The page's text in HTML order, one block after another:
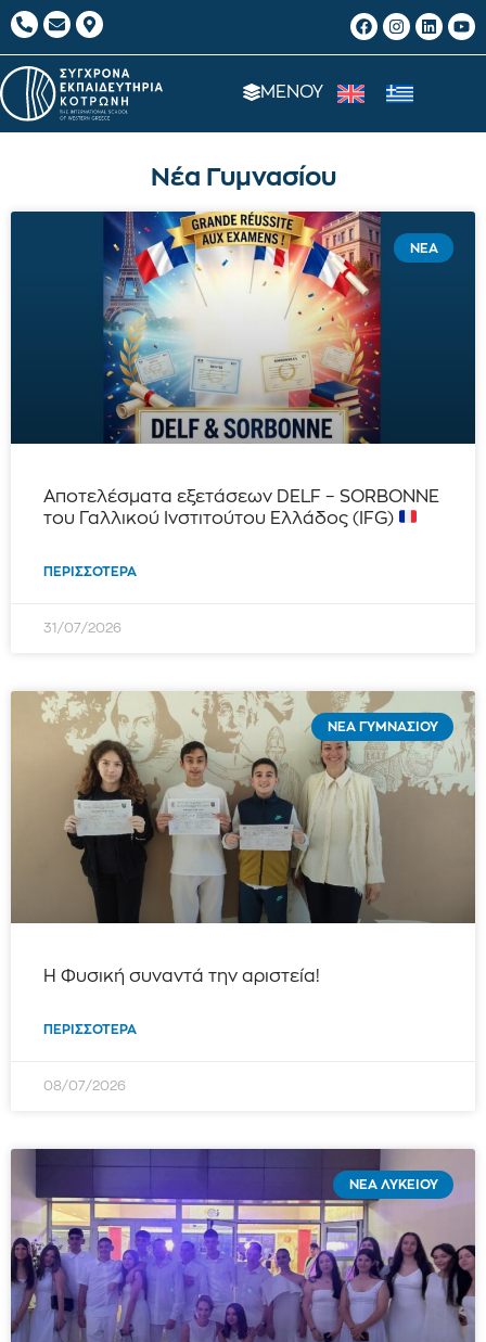
ΜΕΝΟΥ
Νέα Γυμνασίου
ΝΈΑ
Αποτελέσματα εξετάσεων DELF – SORBONNE
του Γαλλικού Ινστιτούτου Ελλάδος (IFG)
ΠΕΡΙΣΣΌΤΕΡΑ
31/07/2026
ΝΈΑ ΓΥΜΝΑΣΊΟΥ
Η Φυσική συναντά την αριστεία!
ΠΕΡΙΣΣΌΤΕΡΑ
08/07/2026
ΝΈΑ ΛΥΚΕΊΟΥ